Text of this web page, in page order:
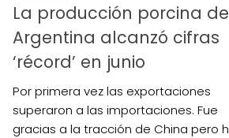
La producción porcina de
Argentina alcanzó cifras
‘récord’ en junio
Por primera vez las exportaciones
superaron a las importaciones. Fue
gracias a la tracción de China pero